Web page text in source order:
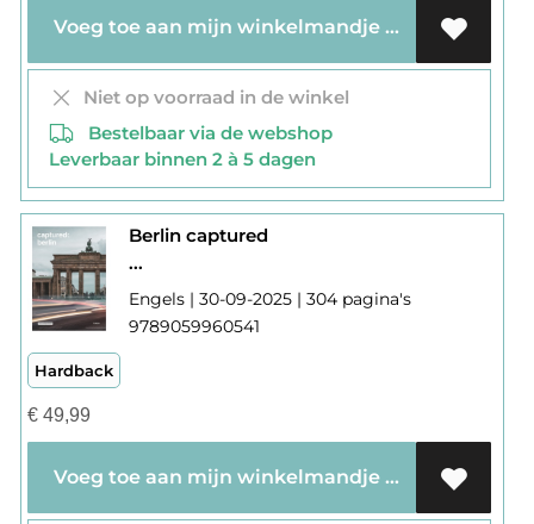
Voeg toe aan mijn winkelmandje
Niet op voorraad in de winkel
Bestelbaar via de webshop
Leverbaar binnen 2 à 5 dagen
Berlin captured
...
Engels | 30-09-2025 | 304 pagina's
9789059960541
Hardback
€49,99
Voeg toe aan mijn winkelmandje